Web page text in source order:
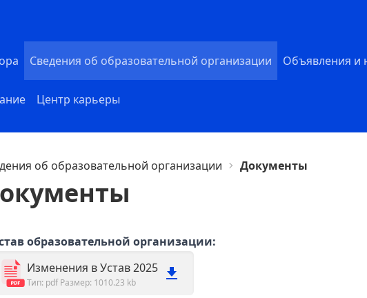
Сведения об образовательной организации Объявления и
Центр карьеры
об образовательной организации Документы
образовательной организации:
Изменения в Устав 2025
Тип: pdf Размер: 1010.23 kb